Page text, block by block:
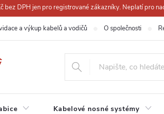
bez DPH jen pro registrované zákazníky. Neplatí pro
a výkup kabelů a vodičů O společnosti
Kabelové nosné systémy